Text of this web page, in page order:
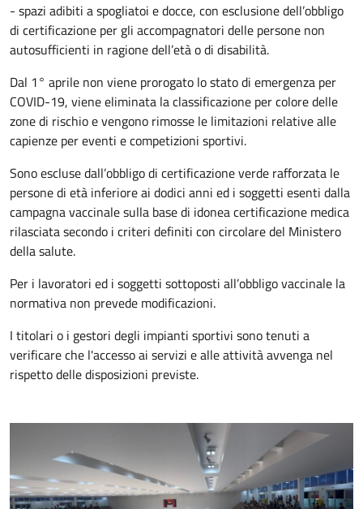
- spazi adibiti a spogliatoi e docce, con esclusione dell’obbligo
di certificazione per gli accompagnatori delle persone non
autosufficienti in ragione dell’età o di disabilità.
Dal 1° aprile non viene prorogato lo stato di emergenza per
COVID-19, viene eliminata la classificazione per colore delle
zone di rischio e vengono rimosse le limitazioni relative alle
capienze per eventi e competizioni sportivi.
Sono escluse dall’obbligo di certificazione verde rafforzata le
persone di età inferiore ai dodici anni ed i soggetti esenti dalla
campagna vaccinale sulla base di idonea certificazione medica
rilasciata secondo i criteri definiti con circolare del Ministero
della salute.
Per i lavoratori ed i soggetti sottoposti all’obbligo vaccinale la
normativa non prevede modificazioni.
I titolari o i gestori degli impianti sportivi sono tenuti a
verificare che l'accesso ai servizi e alle attività avvenga nel
rispetto delle disposizioni previste.